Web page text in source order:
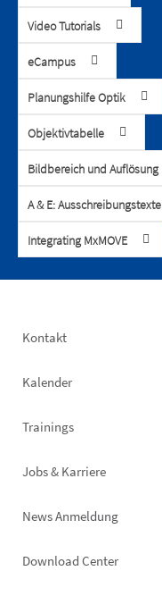
Video Tutorials
eCampus
Planungshilfe Optik
Objektivtabelle
Bildbereich und Auflösung
A & E: Ausschreibungstexte
Integrating MxMOVE
Footer
Kontakt
Kalender
Trainings
Jobs & Karriere
News Anmeldung
Footer
Download Center